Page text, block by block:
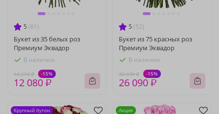
5 (81)
Букет из 35 белых роз
Премиум Эквадор
В наличии
14 210 ₽ -15%
12 080 ₽
5 (52)
Букет из 75 красных роз
Премиум Эквадор
В наличии
30 690 ₽ -15%
26 090 ₽
Крупный бутон Акция